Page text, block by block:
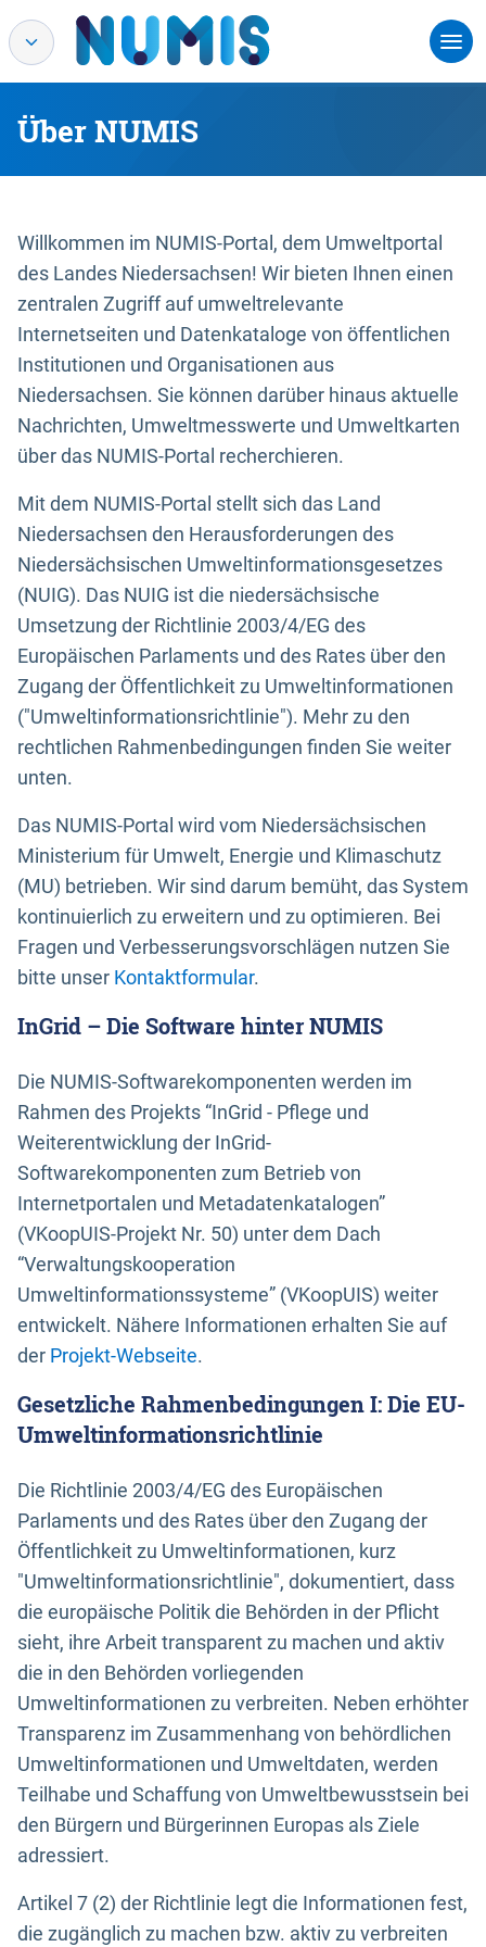
Über NUMIS
Willkommen im NUMIS-Portal, dem Umweltportal
des Landes Niedersachsen! Wir bieten Ihnen einen
zentralen Zugriff auf umweltrelevante
Internetseiten und Datenkataloge von öffentlichen
Institutionen und Organisationen aus
Niedersachsen. Sie können darüber hinaus aktuelle
Nachrichten, Umweltmesswerte und Umweltkarten
über das NUMIS-Portal recherchieren.
Mit dem NUMIS-Portal stellt sich das Land
Niedersachsen den Herausforderungen des
Niedersächsischen Umweltinformationsgesetzes
(NUIG). Das NUIG ist die niedersächsische
Umsetzung der Richtlinie 2003/4/EG des
Europäischen Parlaments und des Rates über den
Zugang der Öffentlichkeit zu Umweltinformationen
("Umweltinformationsrichtlinie"). Mehr zu den
rechtlichen Rahmenbedingungen finden Sie weiter
unten.
Das NUMIS-Portal wird vom Niedersächsischen
Ministerium für Umwelt, Energie und Klimaschutz
(MU) betrieben. Wir sind darum bemüht, das System
kontinuierlich zu erweitern und zu optimieren. Bei
Fragen und Verbesserungsvorschlägen nutzen Sie
bitte unser Kontaktformular.
InGrid – Die Software hinter NUMIS
Die NUMIS-Softwarekomponenten werden im
Rahmen des Projekts “InGrid - Pflege und
Weiterentwicklung der InGrid-
Softwarekomponenten zum Betrieb von
Internetportalen und Metadatenkatalogen”
(VKoopUIS-Projekt Nr. 50) unter dem Dach
“Verwaltungskooperation
Umweltinformationssysteme” (VKoopUIS) weiter
entwickelt. Nähere Informationen erhalten Sie auf
der Projekt-Webseite.
Gesetzliche Rahmenbedingungen I: Die EU-
Umweltinformationsrichtlinie
Die Richtlinie 2003/4/EG des Europäischen
Parlaments und des Rates über den Zugang der
Öffentlichkeit zu Umweltinformationen, kurz
"Umweltinformationsrichtlinie", dokumentiert, dass
die europäische Politik die Behörden in der Pflicht
sieht, ihre Arbeit transparent zu machen und aktiv
die in den Behörden vorliegenden
Umweltinformationen zu verbreiten. Neben erhöhter
Transparenz im Zusammenhang von behördlichen
Umweltinformationen und Umweltdaten, werden
Teilhabe und Schaffung von Umweltbewusstsein bei
den Bürgern und Bürgerinnen Europas als Ziele
adressiert.
Artikel 7 (2) der Richtlinie legt die Informationen fest,
die zugänglich zu machen bzw. aktiv zu verbreiten